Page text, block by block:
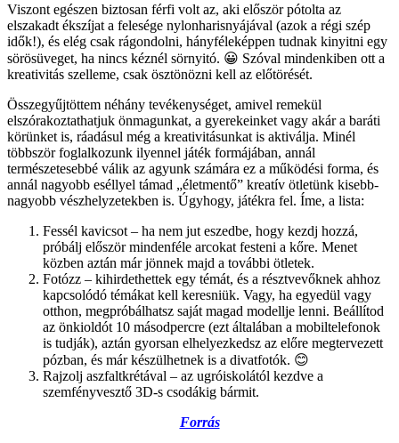
Viszont egészen biztosan férfi volt az, aki először pótolta az
elszakadt ékszíjat a felesége nylonharisnyájával (azok a régi szép
idők!), és elég csak rágondolni, hányféleképpen tudnak kinyitni egy
sörösüveget, ha nincs kéznél sörnyitó. 😀 Szóval mindenkiben ott a
kreativitás szelleme, csak ösztönözni kell az előtörését.
Összegyűjtöttem néhány tevékenységet, amivel remekül
elszórakoztathatjuk önmagunkat, a gyerekeinket vagy akár a baráti
körünket is, ráadásul még a kreativitásunkat is aktiválja. Minél
többször foglalkozunk ilyennel játék formájában, annál
természetesebbé válik az agyunk számára ez a működési forma, és
annál nagyobb eséllyel támad „életmentő” kreatív ötletünk kisebb-
nagyobb vészhelyzetekben is. Úgyhogy, játékra fel. Íme, a lista:
Fessél kavicsot – ha nem jut eszedbe, hogy kezdj hozzá,
próbálj először mindenféle arcokat festeni a kőre. Menet
közben aztán már jönnek majd a további ötletek.
Fotózz – kihirdethettek egy témát, és a résztvevőknek ahhoz
kapcsolódó témákat kell keresniük. Vagy, ha egyedül vagy
otthon, megpróbálhatsz saját magad modellje lenni. Beállítod
az önkioldót 10 másodpercre (ezt általában a mobiltelefonok
is tudják), aztán gyorsan elhelyezkedsz az előre megtervezett
pózban, és már készülhetnek is a divatfotók. 😊
Rajzolj aszfaltkrétával – az ugróiskolától kezdve a
szemfényvesztő 3D-s csodákig bármit.
Forrás